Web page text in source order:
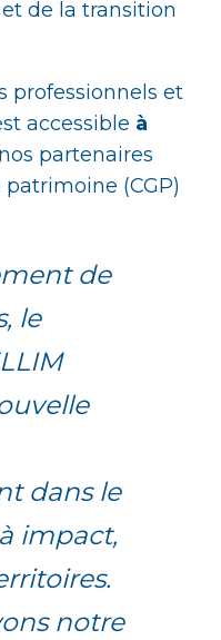
de la transition
professionnels et
accessible à
partenaires
(CGP)
de
le
dans le
impact,
notre